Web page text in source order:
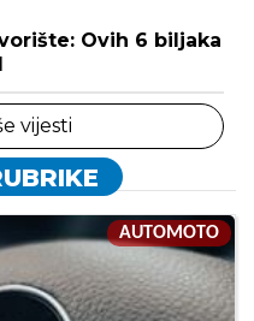
Ovih 6 biljaka
vijesti
AUTOMOTO